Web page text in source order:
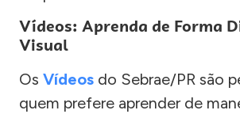
Vídeos: Aprenda de Forma
Visual
Os Vídeos do Sebrae/PR são
quem prefere aprender de